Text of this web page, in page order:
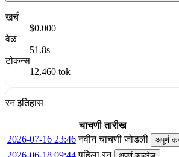
खर्च
$0.000
वेळ
51.8s
टोकन्स
12,460 tok
रन इतिहास
चाचणी तारीख
2026-07-16 23:46 नवीन चाचणी जोडली अपूर्ण
2026-06-18 09:44 पहिला रन